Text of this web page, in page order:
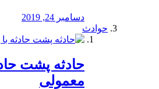
دسامبر 24, 2019
حوادث
️حادثه پشت
معمولی